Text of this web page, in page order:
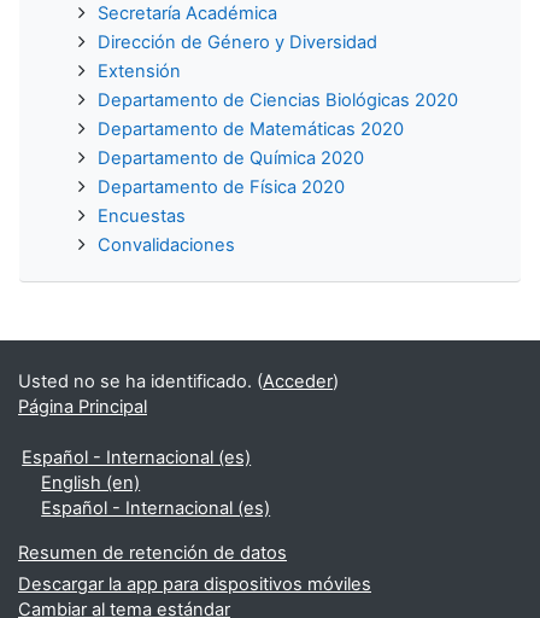
Secretaría Académica
Dirección de Género y Diversidad
Extensión
Departamento de Ciencias Biológicas 2020
Departamento de Matemáticas 2020
Departamento de Química 2020
Departamento de Física 2020
Encuestas
Convalidaciones
Usted no se ha identificado. (Acceder)
Página Principal
Español - Internacional ‎(es)‎
English ‎(en)‎
Español - Internacional ‎(es)‎
Resumen de retención de datos
Descargar la app para dispositivos móviles
Cambiar al tema estándar